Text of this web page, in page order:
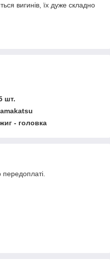
вигинів, їх дуже складно
шт.
- головка
передоплаті.